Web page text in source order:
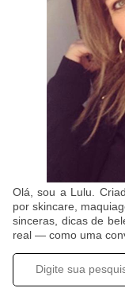
Olá, sou a Lulu.
por skincare,
sinceras, dicas de
real — como uma